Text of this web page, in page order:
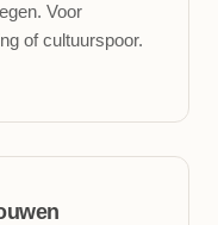
Voor
of cultuurspoor.